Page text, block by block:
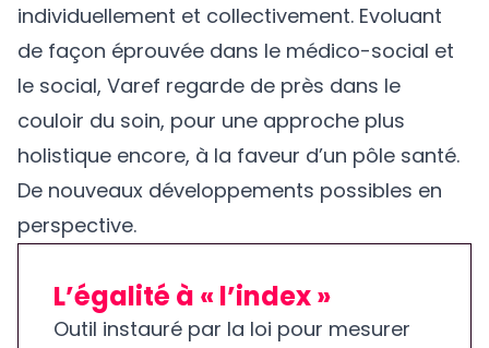
individuellement et collectivement. Evoluant
de façon éprouvée dans le médico-social et
le social, Varef regarde de près dans le
couloir du soin, pour une approche plus
holistique encore, à la faveur d’un pôle santé.
De nouveaux développements possibles en
perspective.
L’égalité à « l’index »
Outil instauré par la loi pour mesurer